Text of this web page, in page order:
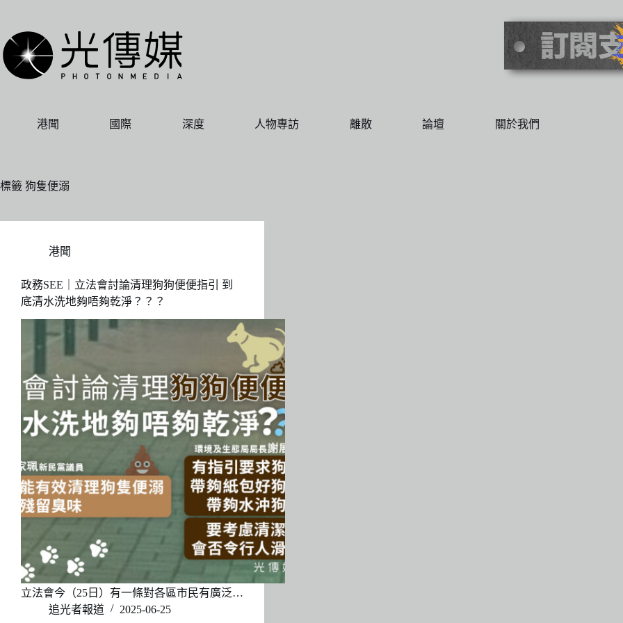
主
要
內
港聞 國際 深度 人物專訪 離散 論壇 關於我們
標籤 狗隻便溺
港聞
政務SEE｜立法會討論清理狗狗便便指引 到
底清水洗地夠唔夠乾淨？？？
立法會今（25日）有一條對各區市民有廣泛…
追光者報道
2025-06-25